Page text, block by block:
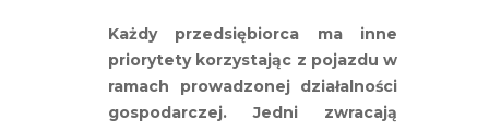
Każdy przedsiębiorca ma inne
priorytety korzystając z pojazdu w
ramach prowadzonej działalności
gospodarczej. Jedni zwracają